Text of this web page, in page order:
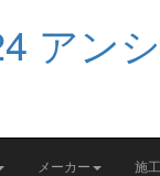
メーカー 施